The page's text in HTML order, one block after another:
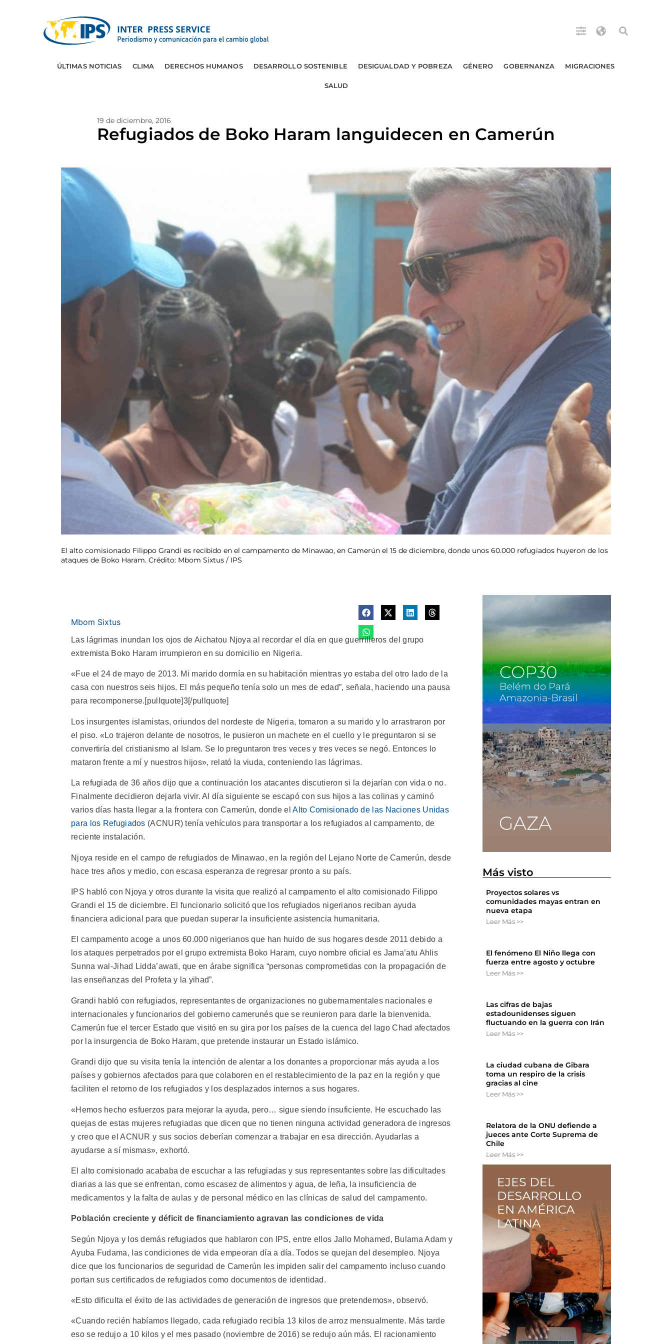
ÚLTIMAS NOTICIAS CLIMA DERECHOS HUMANOS DESARROLLO SOSTENIBLE DESIGUALDAD Y POBREZA GÉNERO GOBERNANZA MIGRACIONES
SALUD
19 de diciembre, 2016
Refugiados de Boko Haram languidecen en Camerún
El alto comisionado Filippo Grandi es recibido en el campamento de Minawao, en Camerún el 15 de diciembre, donde unos 60.000 refugiados huyeron de los
ataques de Boko Haram. Crédito: Mbom Sixtus / IPS
Mbom Sixtus
Las lágrimas inundan los ojos de Aichatou Njoya al recordar el día en que guerrilleros del grupo
extremista Boko Haram irrumpieron en su domicilio en Nigeria.
«Fue el 24 de mayo de 2013. Mi marido dormía en su habitación mientras yo estaba del otro lado de la
casa con nuestros seis hijos. El más pequeño tenía solo un mes de edad”, señala, haciendo una pausa
para recomponerse.[pullquote]3[/pullquote]
Los insurgentes islamistas, oriundos del nordeste de Nigeria, tomaron a su marido y lo arrastraron por
el piso. «Lo trajeron delante de nosotros, le pusieron un machete en el cuello y le preguntaron si se
convertiría del cristianismo al Islam. Se lo preguntaron tres veces y tres veces se negó. Entonces lo
mataron frente a mí y nuestros hijos», relató la viuda, conteniendo las lágrimas.
La refugiada de 36 años dijo que a continuación los atacantes discutieron si la dejarían con vida o no.
Finalmente decidieron dejarla vivir. Al día siguiente se escapó con sus hijos a las colinas y caminó
varios días hasta llegar a la frontera con Camerún, donde elAlto Comisionado de las Naciones Unidas
para los Refugiados (ACNUR) tenía vehículos para transportar a los refugiados al campamento, de
reciente instalación.
Njoya reside en el campo de refugiados de Minawao, en la región del Lejano Norte de Camerún, desde
hace tres años y medio, con escasa esperanza de regresar pronto a su país.
IPS habló con Njoya y otros durante la visita que realizó al campamento el alto comisionado Filippo
Grandi el 15 de diciembre. El funcionario solicitó que los refugiados nigerianos reciban ayuda
financiera adicional para que puedan superar la insuficiente asistencia humanitaria.
El campamento acoge a unos 60.000 nigerianos que han huido de sus hogares desde 2011 debido a
los ataques perpetrados por el grupo extremista Boko Haram, cuyo nombre oficial es Jama’atu Ahlis
Sunna wal-Jihad Lidda’awati, que en árabe significa “personas comprometidas con la propagación de
las enseñanzas del Profeta y la yihad”.
Grandi habló con refugiados, representantes de organizaciones no gubernamentales nacionales e
internacionales y funcionarios del gobierno camerunés que se reunieron para darle la bienvenida.
Camerún fue el tercer Estado que visitó en su gira por los países de la cuenca del lago Chad afectados
por la insurgencia de Boko Haram, que pretende instaurar un Estado islámico.
Grandi dijo que su visita tenía la intención de alentar a los donantes a proporcionar más ayuda a los
países y gobiernos afectados para que colaboren en el restablecimiento de la paz en la región y que
faciliten el retorno de los refugiados y los desplazados internos a sus hogares.
«Hemos hecho esfuerzos para mejorar la ayuda, pero… sigue siendo insuficiente. He escuchado las
quejas de estas mujeres refugiadas que dicen que no tienen ninguna actividad generadora de ingresos
y creo que el ACNUR y sus socios deberían comenzar a trabajar en esa dirección. Ayudarlas a
ayudarse a sí mismas», exhortó.
El alto comisionado acababa de escuchar a las refugiadas y sus representantes sobre las dificultades
diarias a las que se enfrentan, como escasez de alimentos y agua, de leña, la insuficiencia de
medicamentos y la falta de aulas y de personal médico en las clínicas de salud del campamento.
Población creciente y déficit de financiamiento agravan las condiciones de vida
Según Njoya y los demás refugiados que hablaron con IPS, entre ellos Jallo Mohamed, Bulama Adam y
Ayuba Fudama, las condiciones de vida empeoran día a día. Todos se quejan del desempleo. Njoya
dice que los funcionarios de seguridad de Camerún les impiden salir del campamento incluso cuando
portan sus certificados de refugiados como documentos de identidad.
«Esto dificulta el éxito de las actividades de generación de ingresos que pretendemos», observó.
«Cuando recién habíamos llegado, cada refugiado recibía 13 kilos de arroz mensualmente. Más tarde
eso se redujo a 10 kilos y el mes pasado (noviembre de 2016) se redujo aún más. El racionamiento
Más visto
Proyectos solares vs
comunidades mayas entran en
nueva etapa
Leer Más >>
El fenómeno El Niño llega con
fuerza entre agosto y octubre
Leer Más >>
Las cifras de bajas
estadounidenses siguen
fluctuando en la guerra con Irán
Leer Más >>
La ciudad cubana de Gibara
toma un respiro de la crisis
gracias al cine
Leer Más >>
Relatora de la ONU defiende a
jueces ante Corte Suprema de
Chile
Leer Más >>